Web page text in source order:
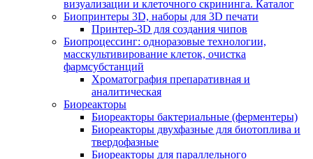
визуализации и клеточного скрининга. Каталог
Биопринтеры 3D, наборы для 3D печати
Принтер-3D для создания чипов
Биопроцессинг: одноразовые технологии,
масскультивирование клеток, очистка
фармсубстанций
Хроматография препаративная и
аналитическая
Биореакторы
Биореакторы бактериальные (ферментеры)
Биореакторы двухфазные для биотоплива и
твердофазные
Биореакторы для параллельного